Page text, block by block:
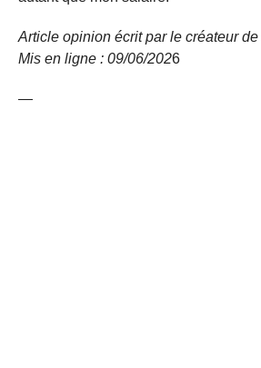
Article opinion écrit par le créateur
Mis en ligne : 09/06/2026
—